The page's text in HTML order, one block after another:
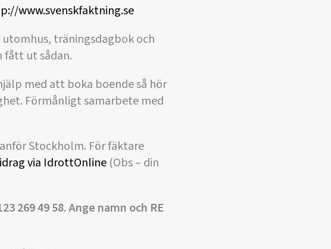
www.svenskfaktning.se
träningsdagbok och
fått ut sådan.
med att boka boende så hör
Förmånligt samarbete med
Stockholm. För fäktare
via IdrottOnline (Obs – din
269 49 58. Ange namn och RE